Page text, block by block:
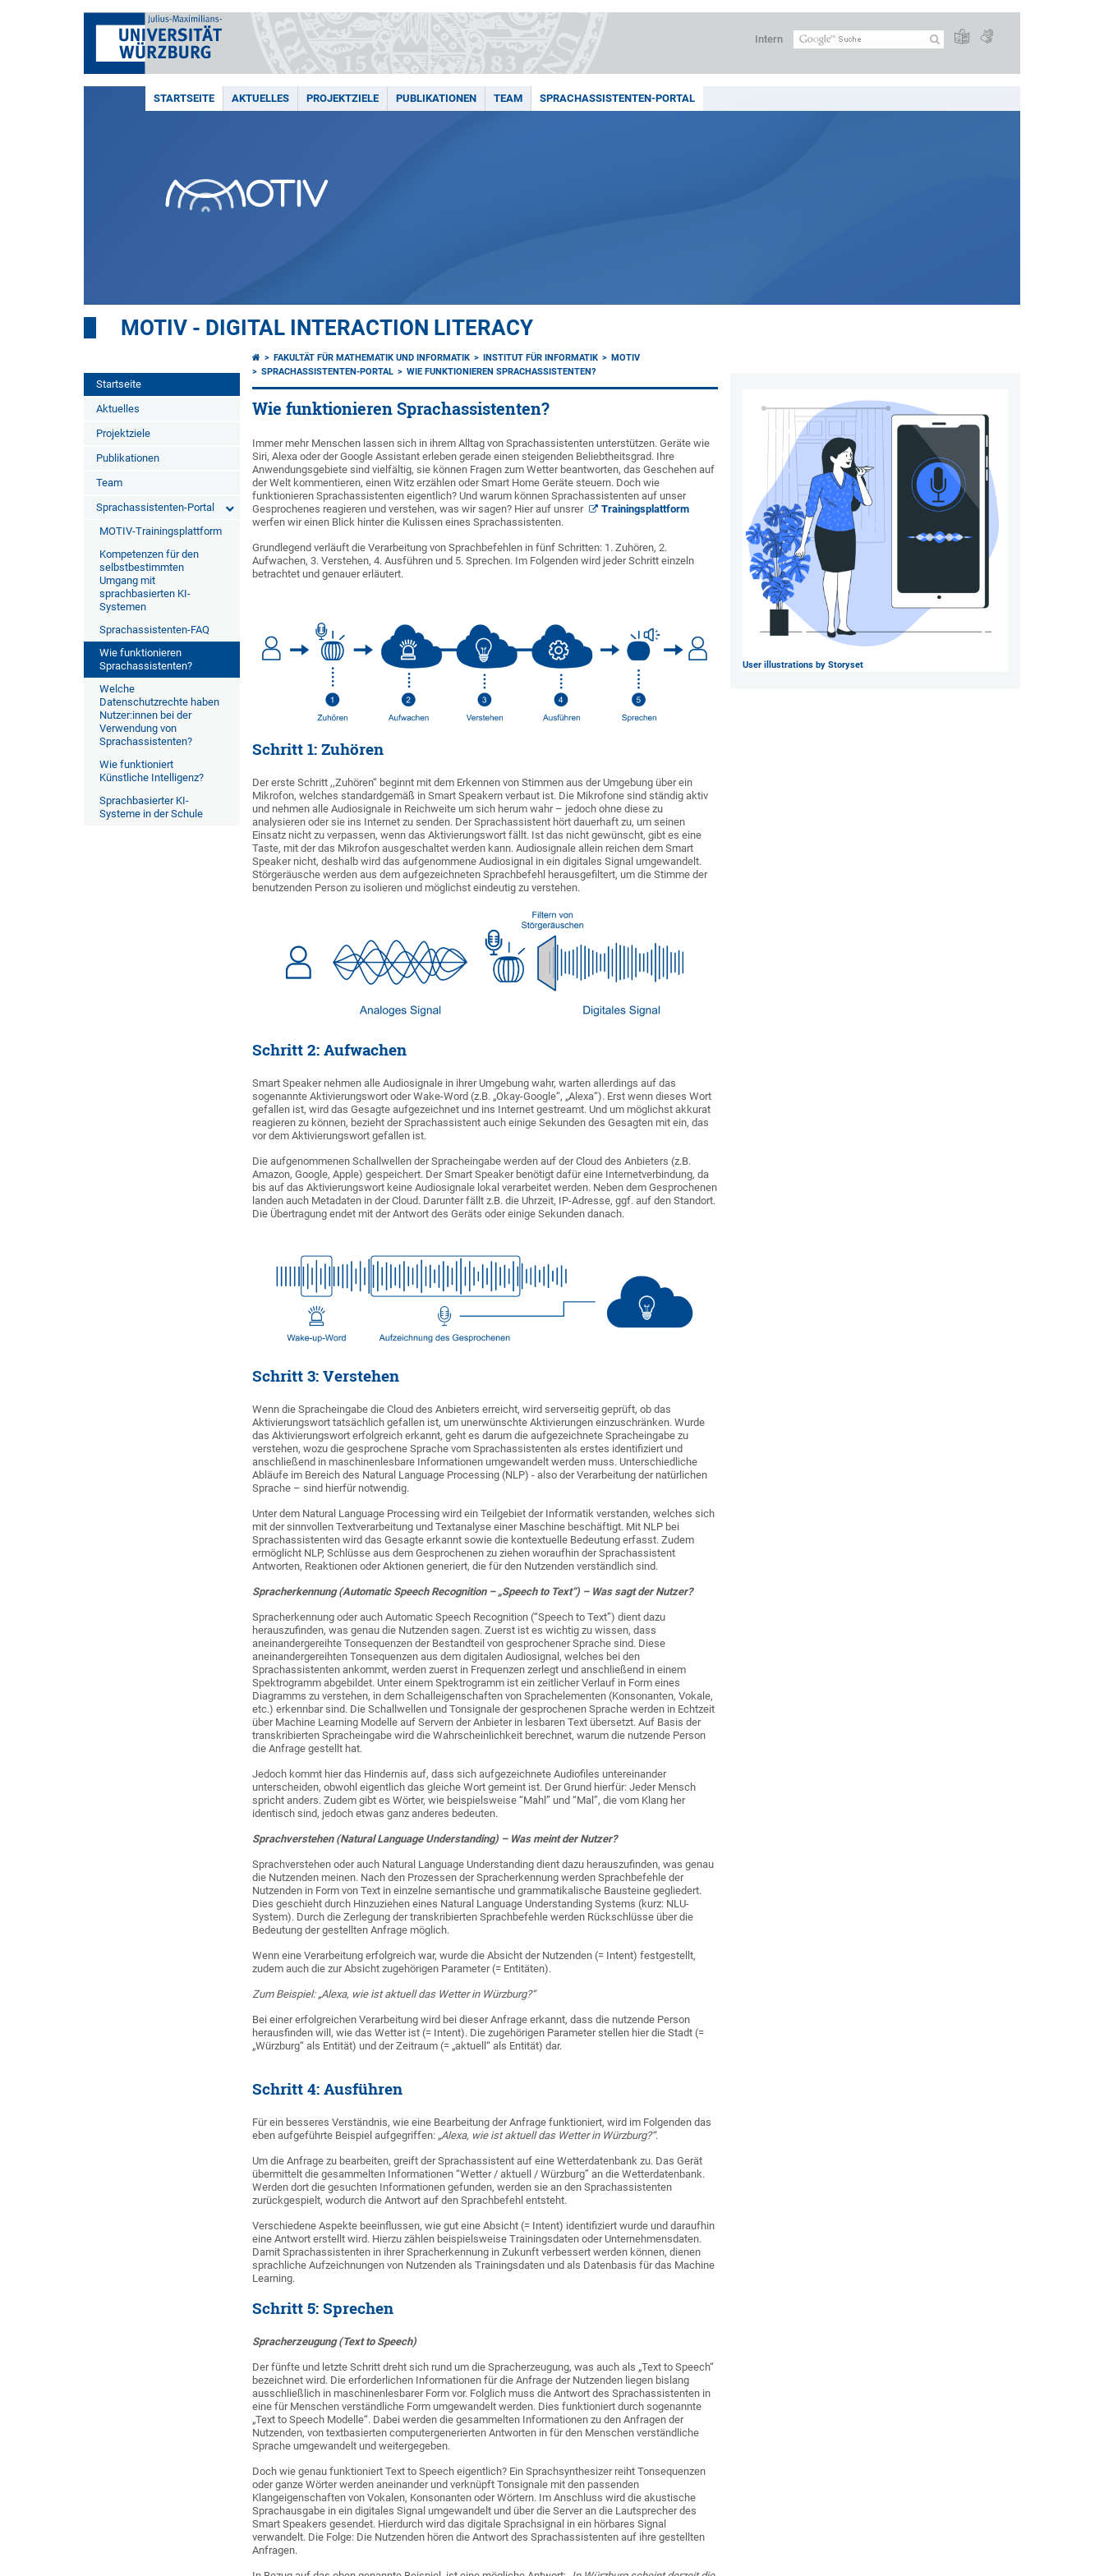
Intern
STARTSEITE AKTUELLES PROJEKTZIELE PUBLIKATIONEN TEAM SPRACHASSISTENTEN-PORTAL
MOTIV - DIGITAL INTERACTION LITERACY
Startseite
Aktuelles
Projektziele
Publikationen
Team
Sprachassistenten-Portal
MOTIV-Trainingsplattform
Kompetenzen für den
selbstbestimmten
Umgang mit
sprachbasierten KI-
Systemen
Sprachassistenten-FAQ
Wie funktionieren
Sprachassistenten?
Welche
Datenschutzrechte haben
Nutzer:innen bei der
Verwendung von
Sprachassistenten?
Wie funktioniert
Künstliche Intelligenz?
Sprachbasierter KI-
Systeme in der Schule
FAKULTÄT FÜR MATHEMATIK UND INFORMATIK INSTITUT FÜR INFORMATIK
MOTIV
SPRACHASSISTENTEN-PORTAL
WIE FUNKTIONIEREN SPRACHASSISTENTEN?
Wie funktionieren Sprachassistenten?
Immer mehr Menschen lassen sich in ihrem Alltag von Sprachassistenten unterstützen. Geräte wie
Siri, Alexa oder der Google Assistant erleben gerade einen steigenden Beliebtheitsgrad. Ihre
Anwendungsgebiete sind vielfältig, sie können Fragen zum Wetter beantworten, das Geschehen auf
der Welt kommentieren, einen Witz erzählen oder Smart Home Geräte steuern. Doch wie
funktionieren Sprachassistenten eigentlich? Und warum können Sprachassistenten auf unser
Gesprochenes reagieren und verstehen, was wir sagen? Hier auf unsrer
Trainingsplattform
werfen wir einen Blick hinter die Kulissen eines Sprachassistenten.
Grundlegend verläuft die Verarbeitung von Sprachbefehlen in fünf Schritten: 1. Zuhören, 2.
Aufwachen, 3. Verstehen, 4. Ausführen und 5. Sprechen. Im Folgenden wird jeder Schritt einzeln
betrachtet und genauer erläutert.
Schritt 1: Zuhören
Der erste Schritt ,,Zuhören‘‘ beginnt mit dem Erkennen von Stimmen aus der Umgebung über ein
Mikrofon, welches standardgemäß in Smart Speakern verbaut ist. Die Mikrofone sind ständig aktiv
und nehmen alle Audiosignale in Reichweite um sich herum wahr – jedoch ohne diese zu
analysieren oder sie ins Internet zu senden. Der Sprachassistent hört dauerhaft zu, um seinen
Einsatz nicht zu verpassen, wenn das Aktivierungswort fällt. Ist das nicht gewünscht, gibt es eine
Taste, mit der das Mikrofon ausgeschaltet werden kann. Audiosignale allein reichen dem Smart
Speaker nicht, deshalb wird das aufgenommene Audiosignal in ein digitales Signal umgewandelt.
Störgeräusche werden aus dem aufgezeichneten Sprachbefehl herausgefiltert, um die Stimme der
benutzenden Person zu isolieren und möglichst eindeutig zu verstehen.
Schritt 2: Aufwachen
Smart Speaker nehmen alle Audiosignale in ihrer Umgebung wahr, warten allerdings auf das
sogenannte Aktivierungswort oder Wake-Word (z.B. „Okay-Google‘‘, „Alexa“). Erst wenn dieses Wort
gefallen ist, wird das Gesagte aufgezeichnet und ins Internet gestreamt. Und um möglichst akkurat
reagieren zu können, bezieht der Sprachassistent auch einige Sekunden des Gesagten mit ein, das
vor dem Aktivierungswort gefallen ist.
Die aufgenommenen Schallwellen der Spracheingabe werden auf der Cloud des Anbieters (z.B.
Amazon, Google, Apple) gespeichert. Der Smart Speaker benötigt dafür eine Internetverbindung, da
bis auf das Aktivierungswort keine Audiosignale lokal verarbeitet werden. Neben dem Gesprochenen
landen auch Metadaten in der Cloud. Darunter fällt z.B. die Uhrzeit, IP-Adresse, ggf. auf den Standort.
Die Übertragung endet mit der Antwort des Geräts oder einige Sekunden danach.
Schritt 3: Verstehen
Wenn die Spracheingabe die Cloud des Anbieters erreicht, wird serverseitig geprüft, ob das
Aktivierungswort tatsächlich gefallen ist, um unerwünschte Aktivierungen einzuschränken. Wurde
das Aktivierungswort erfolgreich erkannt, geht es darum die aufgezeichnete Spracheingabe zu
verstehen, wozu die gesprochene Sprache vom Sprachassistenten als erstes identifiziert und
anschließend in maschinenlesbare Informationen umgewandelt werden muss. Unterschiedliche
Abläufe im Bereich des Natural Language Processing (NLP) - also der Verarbeitung der natürlichen
Sprache – sind hierfür notwendig.
Unter dem Natural Language Processing wird ein Teilgebiet der Informatik verstanden, welches sich
mit der sinnvollen Textverarbeitung und Textanalyse einer Maschine beschäftigt. Mit NLP bei
Sprachassistenten wird das Gesagte erkannt sowie die kontextuelle Bedeutung erfasst. Zudem
ermöglicht NLP, Schlüsse aus dem Gesprochenen zu ziehen woraufhin der Sprachassistent
Antworten, Reaktionen oder Aktionen generiert, die für den Nutzenden verständlich sind.
Spracherkennung (Automatic Speech Recognition – „Speech to Text“) – Was sagt der Nutzer?
Spracherkennung oder auch Automatic Speech Recognition (“Speech to Text”) dient dazu
herauszufinden, was genau die Nutzenden sagen. Zuerst ist es wichtig zu wissen, dass
aneinandergereihte Tonsequenzen der Bestandteil von gesprochener Sprache sind. Diese
aneinandergereihten Tonsequenzen aus dem digitalen Audiosignal, welches bei den
Sprachassistenten ankommt, werden zuerst in Frequenzen zerlegt und anschließend in einem
Spektrogramm abgebildet. Unter einem Spektrogramm ist ein zeitlicher Verlauf in Form eines
Diagramms zu verstehen, in dem Schalleigenschaften von Sprachelementen (Konsonanten, Vokale,
etc.) erkennbar sind. Die Schallwellen und Tonsignale der gesprochenen Sprache werden in Echtzeit
über Machine Learning Modelle auf Servern der Anbieter in lesbaren Text übersetzt. Auf Basis der
transkribierten Spracheingabe wird die Wahrscheinlichkeit berechnet, warum die nutzende Person
die Anfrage gestellt hat.
Jedoch kommt hier das Hindernis auf, dass sich aufgezeichnete Audiofiles untereinander
unterscheiden, obwohl eigentlich das gleiche Wort gemeint ist. Der Grund hierfür: Jeder Mensch
spricht anders. Zudem gibt es Wörter, wie beispielsweise “Mahl” und “Mal”, die vom Klang her
identisch sind, jedoch etwas ganz anderes bedeuten.
Sprachverstehen (Natural Language Understanding) – Was meint der Nutzer?
Sprachverstehen oder auch Natural Language Understanding dient dazu herauszufinden, was genau
die Nutzenden meinen. Nach den Prozessen der Spracherkennung werden Sprachbefehle der
Nutzenden in Form von Text in einzelne semantische und grammatikalische Bausteine gegliedert.
Dies geschieht durch Hinzuziehen eines Natural Language Understanding Systems (kurz: NLU-
System). Durch die Zerlegung der transkribierten Sprachbefehle werden Rückschlüsse über die
Bedeutung der gestellten Anfrage möglich.
Wenn eine Verarbeitung erfolgreich war, wurde die Absicht der Nutzenden (= Intent) festgestellt,
zudem auch die zur Absicht zugehörigen Parameter (= Entitäten).
Zum Beispiel: „Alexa, wie ist aktuell das Wetter in Würzburg?“
Bei einer erfolgreichen Verarbeitung wird bei dieser Anfrage erkannt, dass die nutzende Person
herausfinden will, wie das Wetter ist (= Intent). Die zugehörigen Parameter stellen hier die Stadt (=
„Würzburg“ als Entität) und der Zeitraum (= „aktuell“ als Entität) dar.
Schritt 4: Ausführen
Für ein besseres Verständnis, wie eine Bearbeitung der Anfrage funktioniert, wird im Folgenden das
eben aufgeführte Beispiel aufgegriffen: „Alexa, wie ist aktuell das Wetter in Würzburg?“.
Um die Anfrage zu bearbeiten, greift der Sprachassistent auf eine Wetterdatenbank zu. Das Gerät
übermittelt die gesammelten Informationen “Wetter / aktuell / Würzburg” an die Wetterdatenbank.
Werden dort die gesuchten Informationen gefunden, werden sie an den Sprachassistenten
zurückgespielt, wodurch die Antwort auf den Sprachbefehl entsteht.
Verschiedene Aspekte beeinflussen, wie gut eine Absicht (= Intent) identifiziert wurde und daraufhin
eine Antwort erstellt wird. Hierzu zählen beispielsweise Trainingsdaten oder Unternehmensdaten.
Damit Sprachassistenten in ihrer Spracherkennung in Zukunft verbessert werden können, dienen
sprachliche Aufzeichnungen von Nutzenden als Trainingsdaten und als Datenbasis für das Machine
Learning.
Schritt 5: Sprechen
Spracherzeugung (Text to Speech)
Der fünfte und letzte Schritt dreht sich rund um die Spracherzeugung, was auch als „Text to Speech“
bezeichnet wird. Die erforderlichen Informationen für die Anfrage der Nutzenden liegen bislang
ausschließlich in maschinenlesbarer Form vor. Folglich muss die Antwort des Sprachassistenten in
eine für Menschen verständliche Form umgewandelt werden. Dies funktioniert durch sogenannte
„Text to Speech Modelle“. Dabei werden die gesammelten Informationen zu den Anfragen der
Nutzenden, von textbasierten computergenerierten Antworten in für den Menschen verständliche
Sprache umgewandelt und weitergegeben.
Doch wie genau funktioniert Text to Speech eigentlich? Ein Sprachsynthesizer reiht Tonsequenzen
oder ganze Wörter werden aneinander und verknüpft Tonsignale mit den passenden
Klangeigenschaften von Vokalen, Konsonanten oder Wörtern. Im Anschluss wird die akustische
Sprachausgabe in ein digitales Signal umgewandelt und über die Server an die Lautsprecher des
Smart Speakers gesendet. Hierdurch wird das digitale Sprachsignal in ein hörbares Signal
verwandelt. Die Folge: Die Nutzenden hören die Antwort des Sprachassistenten auf ihre gestellten
Anfragen.
User illustrations by Storyset